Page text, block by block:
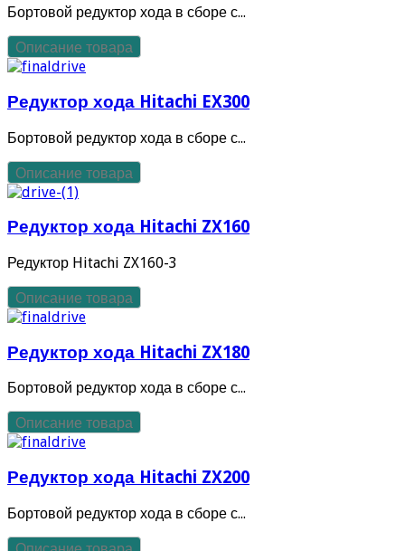
Бортовой редуктор хода в сборе с...
Описание товара
Редуктор хода Hitachi EX300
Бортовой редуктор хода в сборе с...
Описание товара
Редуктор хода Hitachi ZX160
Редуктор Hitachi ZX160-3
Описание товара
Редуктор хода Hitachi ZX180
Бортовой редуктор хода в сборе с...
Описание товара
Редуктор хода Hitachi ZX200
Бортовой редуктор хода в сборе с...